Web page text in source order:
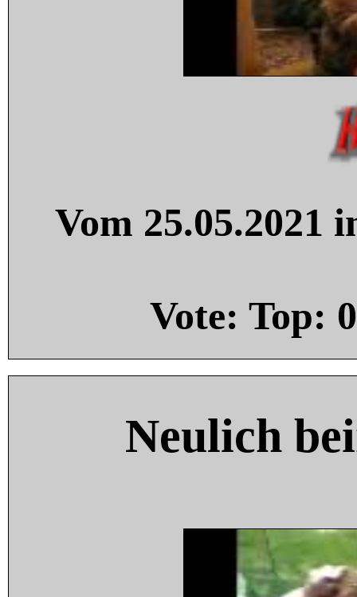
Vom 25.05.2021
Vote: Top: 0
Neulich